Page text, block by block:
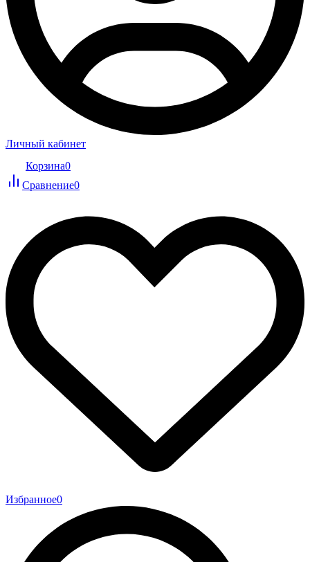
Личный кабинет
Корзина0
Сравнение0
Избранное0